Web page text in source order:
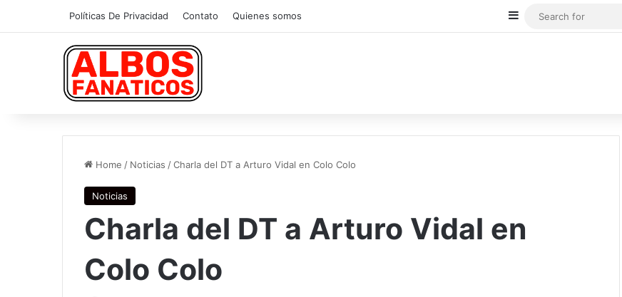
Políticas De Privacidad Contato Quienes somos Sidebar
Home / Noticias /Charla del DT a Arturo Vidal en Colo Colo
Noticias
Charla del DT a Arturo Vidal en
Colo Colo